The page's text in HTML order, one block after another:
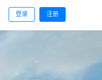
登录 注册